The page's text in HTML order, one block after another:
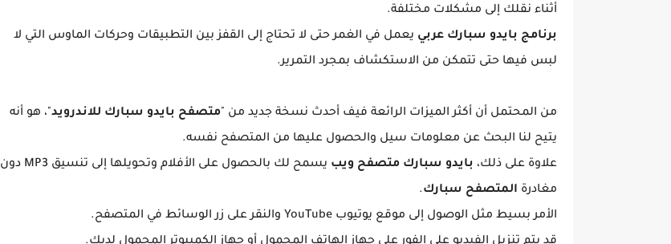
أثناء نقلك إلى مشكلات مختلفة.
برنامج بايدو سبارك عربي يعمل في الغمر حتى لا تحتاج إلى القفز بين التطبيقات وحركات الماوس التي لا
لبس فيها حتى تتمكن من الاستكشاف بمجرد التمرير.
من المحتمل أن أكثر الميزات الرائعة فيف أحدث نسخة جديد من "متصفح بايدو سبارك للاندرويد"، هو أنه
يتيح لنا البحث عن معلومات سيل والحصول عليها من المتصفح نفسه.
علاوة على ذلك، بايدو سبارك متصفح ويب
يسمح لك بالحصول على الأفلام وتحويلها إلى تنسيق MP3 دون
مغادرة المتصفح سبارك.
الأمر بسيط مثل الوصول إلى موقع يوتيوب YouTube والنقر على زر الوسائط في المتصفح.